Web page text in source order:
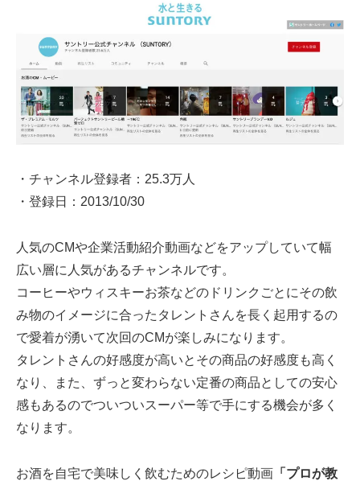
・チャンネル登録者： 25.3万人
・登録日：2013/10/30
人気のCMや企業活動紹介動画などをアップしていて幅
広い層に人気があるチャンネルです。
コーヒーやウィスキーお茶などのドリンクごとにその飲
み物のイメージに合ったタレントさんを長く起用するの
で愛着が湧いて次回のCMが楽しみになります。
タレントさんの好感度が高いとその商品の好感度も高く
なり、また、ずっと変わらない定番の商品としての安心
感もあるのでついついスーパー等で手にする機会が多く
なります。
お酒を自宅で美味しく飲むためのレシピ動画 「プロが教